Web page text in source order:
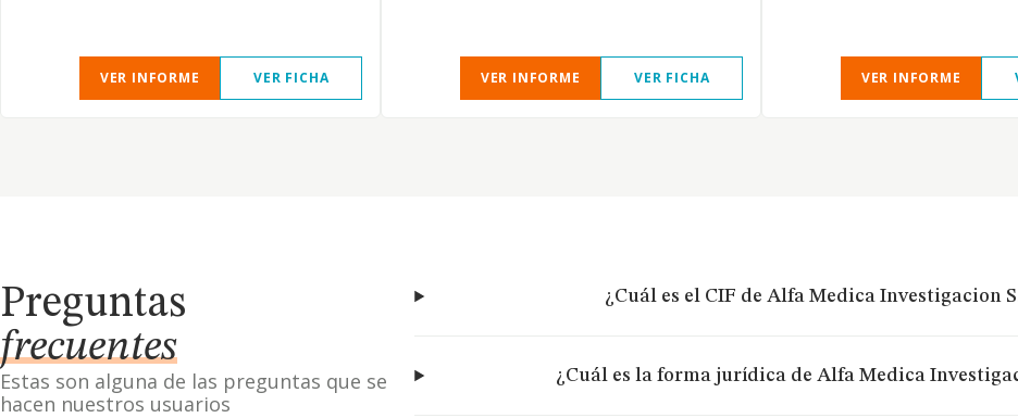
VER INFORME VER FICHA VER INFORME VER FICHA VER INFORME
Preguntas
frecuentes
Estas son alguna de las preguntas que se
hacen nuestros usuarios
¿Cuál es el CIF de Alfa Medica Investigacion
¿Cuál es la forma jurídica de Alfa Medica